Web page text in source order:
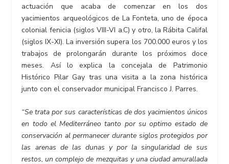
actuación que acaba de comenzar en los dos
yacimientos arqueológicos de La Fonteta, uno de época
colonial fenicia (siglos VIII-VI a.C) y otro, la Rábita Califal
(siglos IX-XI). La inversión supera los 700.000 euros y los
trabajos de prolongarán durante los próximos doce
meses. Así lo explica la concejala de Patrimonio
Histórico Pilar Gay tras una visita a la zona histórica
junto con el conservador municipal Francisco J. Parres.
“Se trata por sus características de dos yacimientos únicos
en todo el Mediterráneo tanto por su optimo estado de
conservación al permanecer durante siglos protegidos por
las arenas de las dunas y por la singularidad de sus
restos, un complejo de mezquitas y una ciudad amurallada